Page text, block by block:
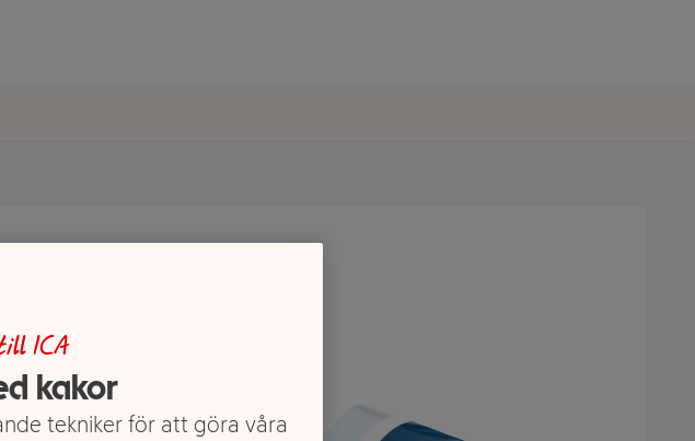
ICA
kakor
tekniker för att göra våra